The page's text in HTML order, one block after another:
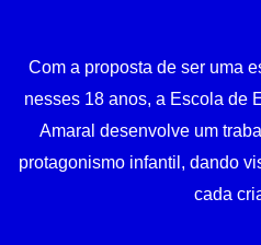
Com a proposta de ser uma
nesses 18 anos, a Escola de
Amaral desenvolve um
protagonismo infantil, dando
cada